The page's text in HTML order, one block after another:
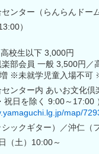
センター（らんらんドー
）
校生以下 3,000円
楽部会員 一般 3,500円
※未就学児童入場不可
センター内 あいお文化
祝日を除く 9:00～17:00
map/
ックギター）／沖仁（
（土）10:00～